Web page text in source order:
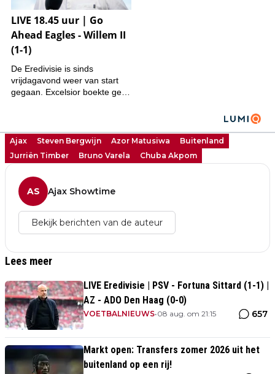
Ajax Steven Bergwijn Azor Matusiwa
Buitenland
Jurriën Timber
Bruno Varela Chuba Akpom
AS Ajax Showtime
Bekijk berichten van de auteur
Lees meer
LIVE Eredivisie | PSV - Fortuna Sittard (1-1) |
AZ - ADO Den Haag (0-0)
VOETBALNIEUWS•08 aug. om 21:15 657
Markt open: Transfers zomer 2026 uit het
buitenland op een rij!